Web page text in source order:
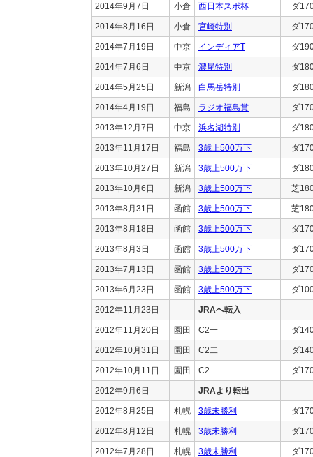
2014年9月7日 小倉 西日本スポ杯 ダ
2014年8月16日 小倉 宮崎特別 ダ
2014年7月19日 中京 インディアT ダ
2014年7月6日 中京 濃尾特別 ダ
2014年5月25日 新潟 白馬岳特別 ダ
2014年4月19日 福島 ラジオ福島賞 ダ
2013年12月7日 中京 浜名湖特別 ダ
2013年11月17日 福島 3歳上500万下 ダ
2013年10月27日 新潟 3歳上500万下 ダ
2013年10月6日 新潟 3歳上500万下 芝
2013年8月31日 函館 3歳上500万下 芝
2013年8月18日 函館 3歳上500万下 ダ
2013年8月3日 函館 3歳上500万下 ダ
2013年7月13日 函館 3歳上500万下 ダ
2013年6月23日 函館 3歳上500万下 ダ
2012年11月23日 JRAへ転入
2012年11月20日 園田 C2一 ダ
2012年10月31日 園田 C2二 ダ
2012年10月11日 園田 C2 ダ
2012年9月6日 JRAより転出
2012年8月25日 札幌 3歳未勝利 ダ
2012年8月12日 札幌 3歳未勝利 ダ
2012年7月28日 札幌 3歳未勝利 ダ